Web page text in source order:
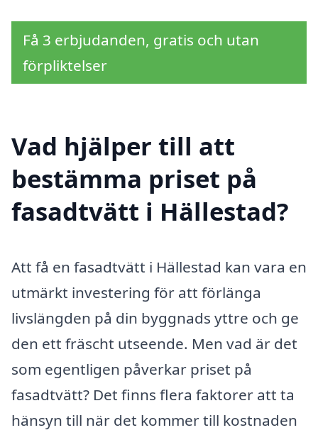
Få 3 erbjudanden, gratis och utan
förpliktelser
Vad hjälper till att
bestämma priset på
fasadtvätt i Hällestad?
Att få en fasadtvätt i Hällestad kan vara en
utmärkt investering för att förlänga
livslängden på din byggnads yttre och ge
den ett fräscht utseende. Men vad är det
som egentligen påverkar priset på
fasadtvätt? Det finns flera faktorer att ta
hänsyn till när det kommer till kostnaden